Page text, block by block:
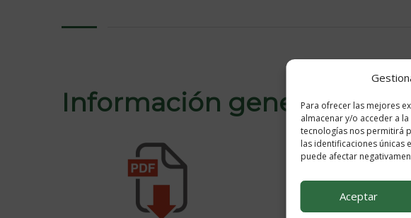
Para ofrecer las mejores
almacenar y/o acceder a
tecnologías nos permitirá
las identificaciones únicas
puede afectar
Aceptar
Información general del